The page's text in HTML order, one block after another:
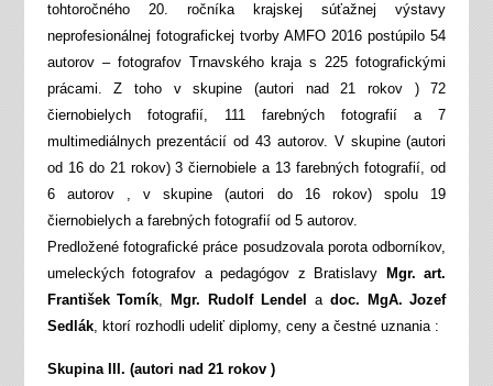
tohtoročného 20. ročníka krajskej súťažnej výstavy
neprofesionálnej fotografickej tvorby AMFO 2016 postúpilo 54
autorov – fotografov Trnavského kraja s 225 fotografickými
prácami. Z toho v skupine (autori nad 21 rokov ) 72
čiernobielych fotografií, 111 farebných fotografií a 7
multimediálnych prezentácií od 43 autorov. V skupine (autori
od 16 do 21 rokov) 3 čiernobiele a 13 farebných fotografií, od
6 autorov , v skupine (autori do 16 rokov) spolu 19
čiernobielych a farebných fotografií od 5 autorov.
Predložené fotografické práce posudzovala porota odborníkov,
umeleckých fotografov a pedagógov z Bratislavy
Mgr. art.
František Tomík, Mgr. Rudolf Lendel a doc. MgA. Jozef
Sedlák, ktorí rozhodli udeliť diplomy, ceny a čestné uznania :
Skupina III. (autori nad 21 rokov )